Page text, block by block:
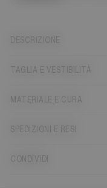
DESCRIZIONE
TAGLIA E VESTIBILITÀ
MATERIALE E CURA
SPEDIZIONI E RESI
CONDIVIDI